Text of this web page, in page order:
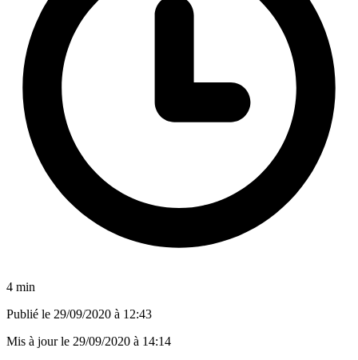
4 min
Publié le 29/09/2020 à 12:43
Mis à jour le 29/09/2020 à 14:14